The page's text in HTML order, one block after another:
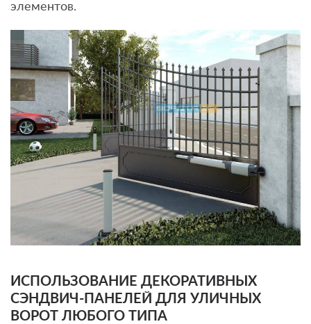
элементов.
ИСПОЛЬЗОВАНИЕ ДЕКОРАТИВНЫХ
СЭНДВИЧ-ПАНЕЛЕЙ ДЛЯ УЛИЧНЫХ
ВОРОТ ЛЮБОГО ТИПА